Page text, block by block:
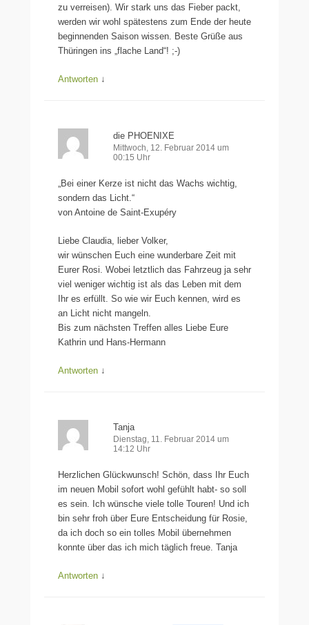
zu verreisen). Wir stark uns das Fieber packt,
werden wir wohl spätestens zum Ende der heute
beginnenden Saison wissen. Beste Grüße aus
Thüringen ins „flache Land“! ;-)
Antworten ↓
die PHOENIXE
Mittwoch, 12. Februar 2014 um
00:15 Uhr
„Bei einer Kerze ist nicht das Wachs wichtig,
sondern das Licht.“
von Antoine de Saint-Exupéry
Liebe Claudia, lieber Volker,
wir wünschen Euch eine wunderbare Zeit mit
Eurer Rosi. Wobei letztlich das Fahrzeug ja sehr
viel weniger wichtig ist als das Leben mit dem
Ihr es erfüllt. So wie wir Euch kennen, wird es
an Licht nicht mangeln.
Bis zum nächsten Treffen alles Liebe Eure
Kathrin und Hans-Hermann
Antworten ↓
Tanja
Dienstag, 11. Februar 2014 um
14:12 Uhr
Herzlichen Glückwunsch! Schön, dass Ihr Euch
im neuen Mobil sofort wohl gefühlt habt- so soll
es sein. Ich wünsche viele tolle Touren! Und ich
bin sehr froh über Eure Entscheidung für Rosie,
da ich doch so ein tolles Mobil übernehmen
konnte über das ich mich täglich freue. Tanja
Antworten ↓